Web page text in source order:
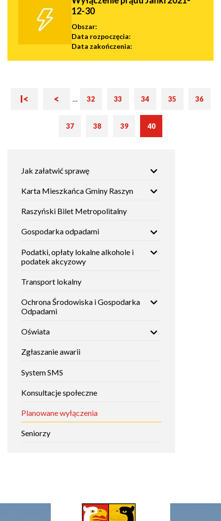
nawigacja
Jak załatwić sprawę
Karta Mieszkańca Gminy Raszyn
Raszyński Bilet Metropolitalny
Gospodarka odpadami
Podatki, opłaty lokalne alkohole i
podatek akcyzowy
Transport lokalny
Ochrona Środowiska i Gospodarka
Odpadami
Oświata
Zgłaszanie awarii
System SMS
Konsultacje społeczne
Planowane wyłączenia
Seniorzy
12-30
Obszar:
Data rozpoczęcia:
Data zakończenia:
Stronicowanie
Pierwsza
I<
Poprzednia
< … Strona
32 Strona
33 Strona
34 Strona
35 Strona
36
Strona
37 Strona
38 Strona
39
Bieżąca
40